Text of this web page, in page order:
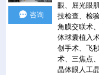
咨询
眼、屈光眼
技检查、检
角膜交联术
体球囊植入
创手术、飞
术、三焦点
晶体眼人工